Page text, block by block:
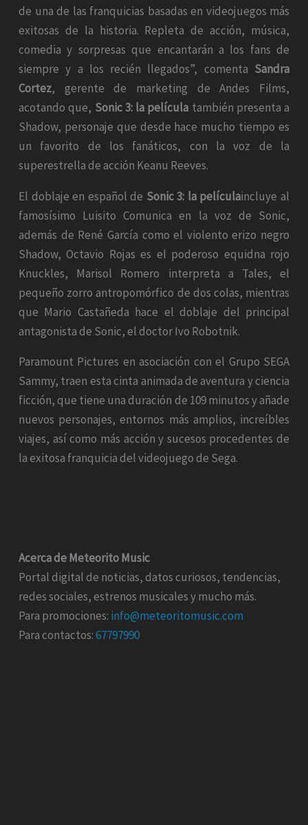
de una de las franquicias basadas en videojuegos más
exitosas de la historia. Repleta de acción, música,
comedia y sorpresas que encantarán a los fans de
siempre y a los recién llegados”, comenta Sandra
Cortez, gerente de marketing de Andes Films,
acotando que, Sonic 3: la película también presenta a
Shadow, personaje que desde hace mucho tiempo es
un favorito de los fanáticos, con la voz de la
superestrella de acción Keanu Reeves.
El doblaje en español de Sonic 3: la películaincluye al
famosísimo Luisito Comunica en la voz de Sonic,
además de René García como el violento erizo negro
Shadow, Octavio Rojas es el poderoso equidna rojo
Knuckles, Marisol Romero interpreta a Tales, el
pequeño zorro antropomórfico de dos colas, mientras
que Mario Castañeda hace el doblaje del principal
antagonista de Sonic, el doctor Ivo Robotnik.
Paramount Pictures en asociación con el Grupo SEGA
Sammy, traen esta cinta animada de aventura y ciencia
ficción, que tiene una duración de 109 minutos y añade
nuevos personajes, entornos más amplios, increíbles
viajes, así como más acción y sucesos procedentes de
la exitosa franquicia del videojuego de Sega.
Acerca de Meteorito Music
Portal digital de noticias, datos curiosos, tendencias,
redes sociales, estrenos musicales y mucho más.
Para promociones: info@meteoritomusic.com
Para contactos:67797990